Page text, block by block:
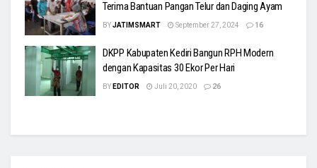
Terima Bantuan Pangan Telur dan Daging Ayam
BYJATIMSMART September 27, 2024 16
DKPP Kabupaten Kediri Bangun RPH Modern
dengan Kapasitas 30 Ekor Per Hari
BY EDITOR Juli 20, 2020 26